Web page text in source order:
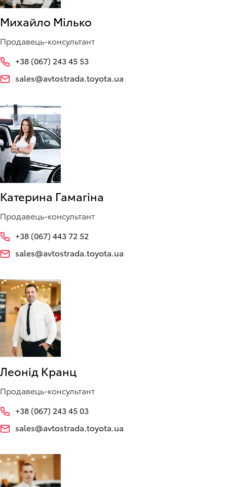
Михайло Мілько
Продавець-консультант
+38 (067) 243 45 53
sales@avtostrada.toyota.ua
Катерина Гамагіна
Продавець-консультант
+38 (067) 443 72 52
sales@avtostrada.toyota.ua
Леонід Кранц
Продавець-консультант
+38 (067) 243 45 03
sales@avtostrada.toyota.ua